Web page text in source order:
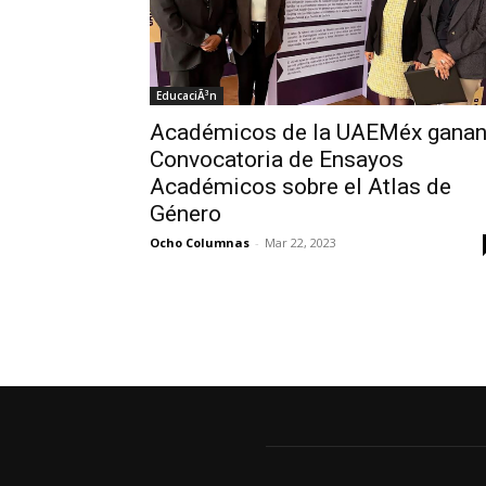
EducaciÃ³n
Académicos de la UAEMéx ganan
Convocatoria de Ensayos
Académicos sobre el Atlas de
Género
Ocho Columnas - Mar 22, 2023